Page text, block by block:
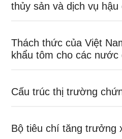
thủy sản và dịch vụ hậu
Thách thức của Việt
khẩu tôm cho các nước
Cấu trúc thị trường
Bộ tiêu chí tăng trưởng